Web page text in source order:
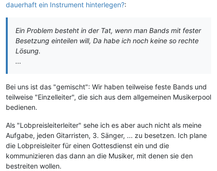
dauerhaft ein Instrument hinterlegen?:
Ein Problem besteht in der Tat, wenn man Bands mit fester
Besetzung einteilen will, Da habe ich noch keine so rechte
Lösung.
...
Bei uns ist das "gemischt": Wir haben teilweise feste Bands und
teilweise "Einzelleiter", die sich aus dem allgemeinen Musikerpool
bedienen.
Als "Lobpreisleiterleiter" sehe ich es aber auch nicht als meine
Aufgabe, jeden Gitarristen, 3. Sänger, ... zu besetzen. Ich plane
die Lobpreisleiter für einen Gottesdienst ein und die
kommunizieren das dann an die Musiker, mit denen sie den
bestreiten wollen.